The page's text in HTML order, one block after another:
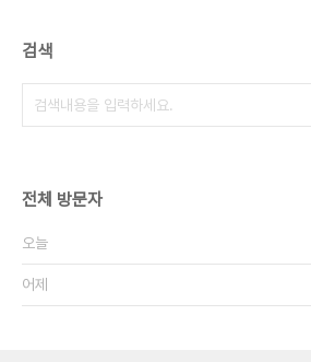
검색
전체 방문자
오늘
어제